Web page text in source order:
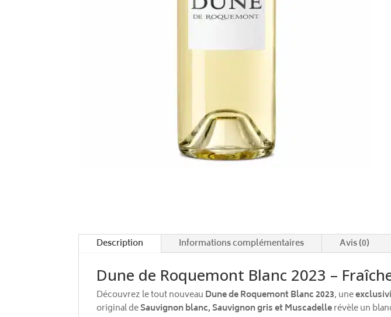
Description Informations complémentaires Avis (0)
Dune de Roquemont Blanc 2023 –
Découvrez le tout nouveau Dune de Roquemont Blanc 2023, une
original deSauvignon blanc, Sauvignon gris et Muscadellerévèle un